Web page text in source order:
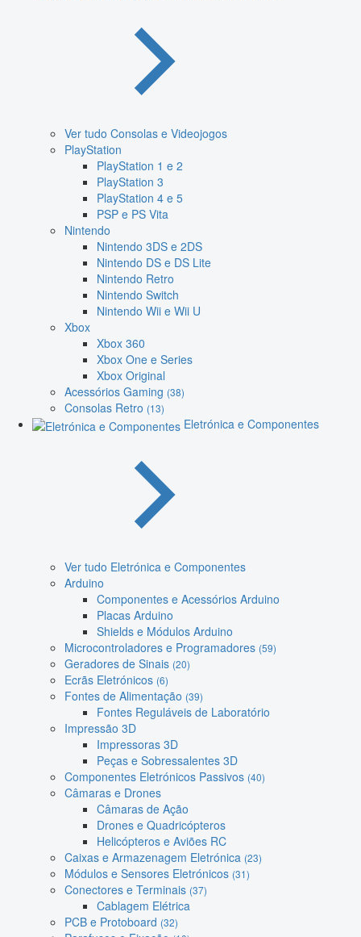
Ver tudo Consolas e Videojogos
PlayStation
PlayStation 1 e 2
PlayStation 3
PlayStation 4 e 5
PSP e PS Vita
Nintendo
Nintendo 3DS e 2DS
Nintendo DS e DS Lite
Nintendo Retro
Nintendo Switch
Nintendo Wii e Wii U
Xbox
Xbox 360
Xbox One e Series
Xbox Original
Acessórios Gaming (38)
Consolas Retro (13)
Eletrónica e Componentes
Ver tudo Eletrónica e Componentes
Arduino
Componentes e Acessórios Arduino
Placas Arduino
Shields e Módulos Arduino
Microcontroladores e Programadores (59)
Geradores de Sinais (20)
Ecrãs Eletrónicos (6)
Fontes de Alimentação (39)
Fontes Reguláveis de Laboratório
Impressão 3D
Impressoras 3D
Peças e Sobressalentes 3D
Componentes Eletrónicos Passivos (40)
Câmaras e Drones
Câmaras de Ação
Drones e Quadricópteros
Helicópteros e Aviões RC
Caixas e Armazenagem Eletrónica (23)
Módulos e Sensores Eletrónicos (31)
Conectores e Terminais (37)
Cablagem Elétrica
PCB e Protoboard (32)